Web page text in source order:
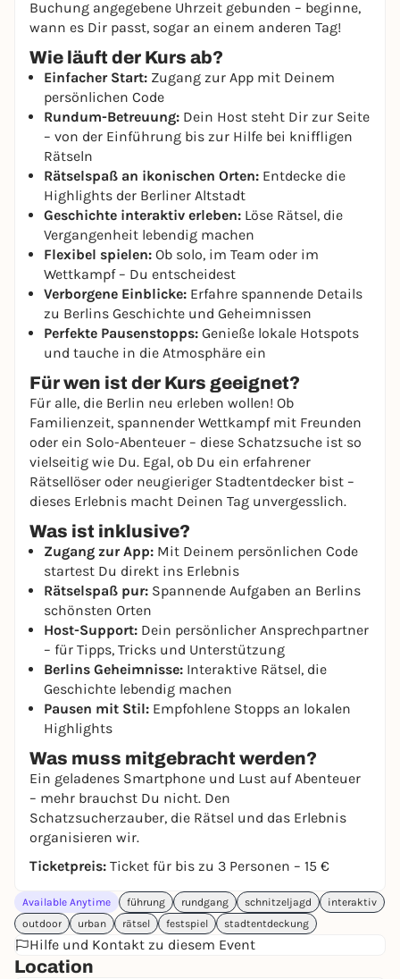
Buchung angegebene Uhrzeit gebunden – beginne,
wann es Dir passt, sogar an einem anderen Tag!
Wie läuft der Kurs ab?
Einfacher Start: Zugang zur App mit Deinem
persönlichen Code
Rundum-Betreuung: Dein Host steht Dir zur Seite
– von der Einführung bis zur Hilfe bei kniffligen
Rätseln
Rätselspaß an ikonischen Orten: Entdecke die
Highlights der Berliner Altstadt
Geschichte interaktiv erleben: Löse Rätsel, die
Vergangenheit lebendig machen
Flexibel spielen: Ob solo, im Team oder im
Wettkampf – Du entscheidest
Verborgene Einblicke: Erfahre spannende Details
zu Berlins Geschichte und Geheimnissen
Perfekte Pausenstopps: Genieße lokale Hotspots
und tauche in die Atmosphäre ein
Für wen ist der Kurs geeignet?
Für alle, die Berlin neu erleben wollen! Ob
Familienzeit, spannender Wettkampf mit Freunden
oder ein Solo-Abenteuer – diese Schatzsuche ist so
vielseitig wie Du. Egal, ob Du ein erfahrener
Rätsellöser oder neugieriger Stadtentdecker bist –
dieses Erlebnis macht Deinen Tag unvergesslich.
Was ist inklusive?
Zugang zur App: Mit Deinem persönlichen Code
startest Du direkt ins Erlebnis
Rätselspaß pur: Spannende Aufgaben an Berlins
schönsten Orten
Host-Support: Dein persönlicher Ansprechpartner
– für Tipps, Tricks und Unterstützung
Berlins Geheimnisse: Interaktive Rätsel, die
Geschichte lebendig machen
Pausen mit Stil: Empfohlene Stopps an lokalen
Highlights
Was muss mitgebracht werden?
Ein geladenes Smartphone und Lust auf Abenteuer
– mehr brauchst Du nicht. Den
Schatzsucherzauber, die Rätsel und das Erlebnis
organisieren wir.
Ticketpreis: Ticket für bis zu 3 Personen – 15 €
Available Anytime führung rundgang schnitzeljagd
interaktiv
outdoor
urban rätsel festspiel stadtentdeckung
Hilfe und Kontakt zu diesem Event
Location